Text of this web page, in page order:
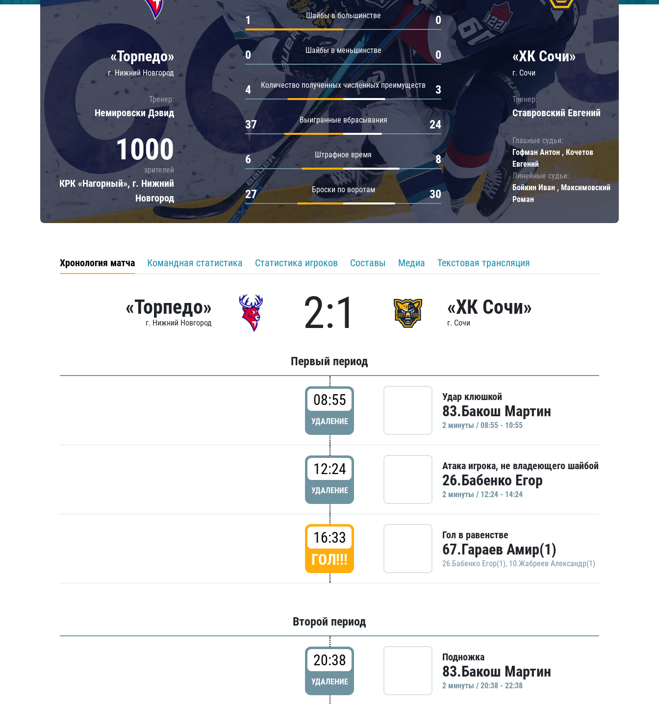
Локомотив
Северсталь
Шанхайские Драконы
Салават Юлаев
Сибирь
«Торпедо»
г. Нижний Новгород
Тренер:
Немировски Дэвид
1000
зрителей
КРК «Нагорный», г. Нижний
Новгород
Шайбы в большинстве
1 0
Шайбы в меньшинстве
0 0
Количество полученных численных преимуществ
4 3
Выигранные вбрасывания
37 24
Штрафное время
6 8
Броски по воротам
27 30
«ХК Сочи»
г. Сочи
Тренер:
Ставровский Евгений
Главные судьи:
Гофман Антон , Кочетов
Евгений
Линейные судьи:
Бойкин Иван , Максимовский
Роман
Хронология матча Командная статистика Статистика игроков Составы Медиа Текстовая трансляция
«Торпедо»
г. Нижний Новгород 2:1 «ХК Сочи»
г. Сочи
Первый период
08:55
УДАЛЕНИЕ
Удар клюшкой
83.Бакош Мартин
2 минуты / 08:55 - 10:55
12:24
УДАЛЕНИЕ
Атака игрока, не владеющего шайбой
26.Бабенко Егор
2 минуты / 12:24 - 14:24
16:33
ГОЛ!!!
Гол в равенстве
67.Гараев Амир(1)
26.Бабенко Егор(1), 10.Жабреев Александр(1)
Второй период
20:38
УДАЛЕНИЕ
Подножка
83.Бакош Мартин
2 минуты / 20:38 - 22:38